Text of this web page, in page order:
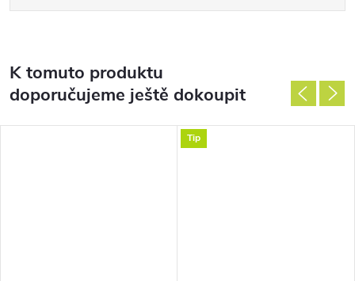
K tomuto produktu
doporučujeme ještě dokoupit
Tip